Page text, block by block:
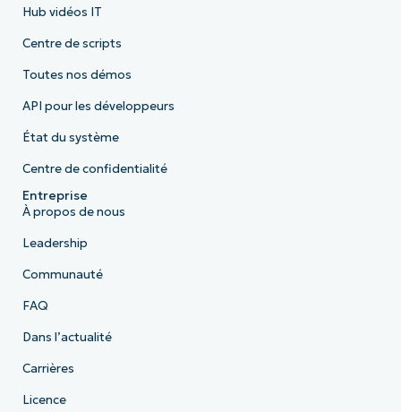
Hub vidéos IT
Centre de scripts
Toutes nos démos
API pour les développeurs
État du système
Centre de confidentialité
Entreprise
À propos de nous
Leadership
Communauté
FAQ
Dans l’actualité
Carrières
Licence